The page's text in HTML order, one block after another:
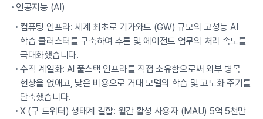
인공지능 (AI)
컴퓨팅 인프라: 세계 최초로 기가와트 (GW) 규모의 고성능 AI
학습 클러스터를 구축하여 추론 및 에이전트 업무의 처리 속도를
극대화했습니다.
수직 계열화: AI 풀스택 인프라를 직접 소유함으로써 외부 병목
현상을 없애고, 낮은 비용으로 거대 모델의 학습 및 고도화 주기를
단축했습니다.
X (구 트위터) 생태계 결합: 월간 활성 사용자 (MAU) 5억 5천만